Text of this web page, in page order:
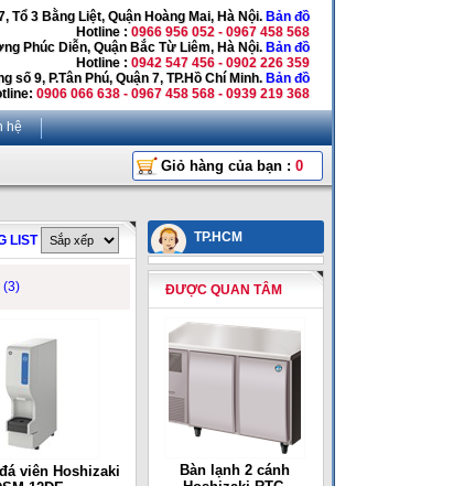
Tổ 3 Bằng Liệt, Quận Hoàng Mai, Hà Nội. Bản đồ
Hotline : 0966 956 052 - 0967 458 568
Phúc Diễn, Quận Bắc Từ Liêm, Hà Nội. Bản đồ
Hotline : 0942 547 456 - 0902 226 359
số 9, P.Tân Phú, Quận 7, TP.Hồ Chí Minh. Bản đồ
0906 066 638 - 0967 458 568 - 0939 219 368
hệ
Giỏ hàng của bạn : 0
LIST
(3)
viên Hoshizaki
TP.HCM
ĐƯỢC QUAN TÂM
Bàn lạnh 2 cánh